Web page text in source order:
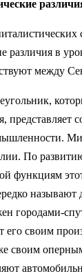
различия в
между
По
функциям
называют
городами-
его своим
своим